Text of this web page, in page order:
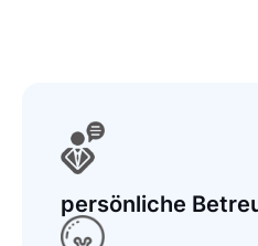
persönliche